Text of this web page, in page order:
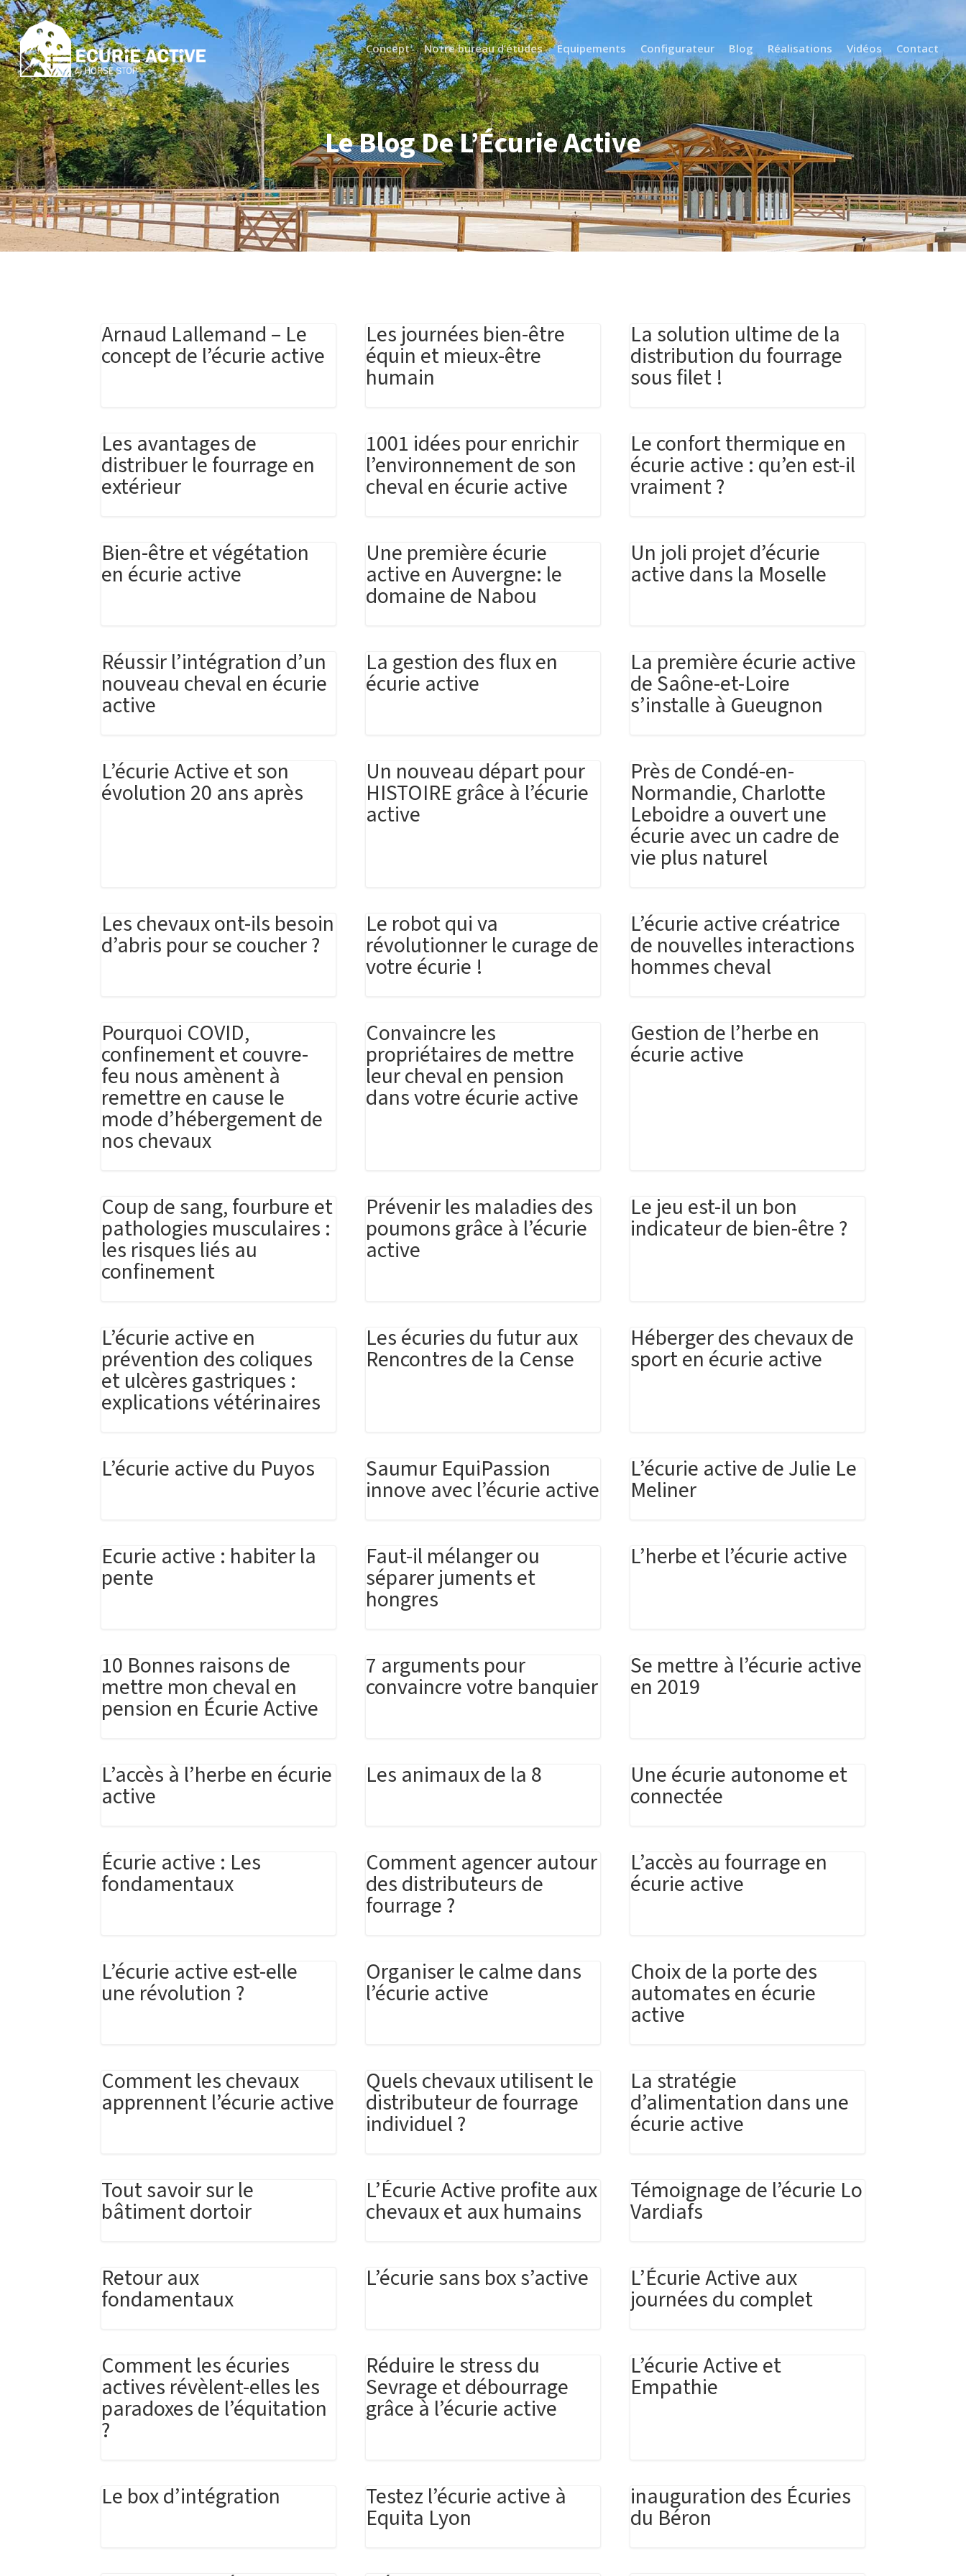
Concept Notre bureau d’études Equipements Configurateur Blog Réalisations Vidéos Contact
Le Blog De L’Écurie Active
Arnaud Lallemand – Le
concept de l’écurie active
Les journées bien-être
équin et mieux-être
humain
La solution ultime de la
distribution du fourrage
sous filet !
Les avantages de
distribuer le fourrage en
extérieur
1001 idées pour enrichir
l’environnement de son
cheval en écurie active
Le confort thermique en
écurie active : qu’en est-il
vraiment ?
Bien-être et végétation
en écurie active
Une première écurie
active en Auvergne: le
domaine de Nabou
Un joli projet d’écurie
active dans la Moselle
Réussir l’intégration d’un
nouveau cheval en écurie
active
La gestion des flux en
écurie active
La première écurie active
de Saône-et-Loire
s’installe à Gueugnon
L’écurie Active et son
évolution 20 ans après
Un nouveau départ pour
HISTOIRE grâce à l’écurie
active
Près de Condé-en-
Normandie, Charlotte
Leboidre a ouvert une
écurie avec un cadre de
vie plus naturel
Les chevaux ont-ils besoin
d’abris pour se coucher ?
Le robot qui va
révolutionner le curage de
votre écurie !
L’écurie active créatrice
de nouvelles interactions
hommes cheval
Pourquoi COVID,
confinement et couvre-
feu nous amènent à
remettre en cause le
mode d’hébergement de
nos chevaux
Convaincre les
propriétaires de mettre
leur cheval en pension
dans votre écurie active
Gestion de l’herbe en
écurie active
Coup de sang, fourbure et
pathologies musculaires :
les risques liés au
confinement
Prévenir les maladies des
poumons grâce à l’écurie
active
Le jeu est-il un bon
indicateur de bien-être ?
L’écurie active en
prévention des coliques
et ulcères gastriques :
explications vétérinaires
Les écuries du futur aux
Rencontres de la Cense
Héberger des chevaux de
sport en écurie active
L’écurie active du Puyos Saumur EquiPassion
innove avec l’écurie active
L’écurie active de Julie Le
Meliner
Ecurie active : habiter la
pente
Faut-il mélanger ou
séparer juments et
hongres
L’herbe et l’écurie active
10 Bonnes raisons de
mettre mon cheval en
pension en Écurie Active
7 arguments pour
convaincre votre banquier
Se mettre à l’écurie active
en 2019
L’accès à l’herbe en écurie
active
Les animaux de la 8 Une écurie autonome et
connectée
Écurie active : Les
fondamentaux
Comment agencer autour
des distributeurs de
fourrage ?
L’accès au fourrage en
écurie active
L’écurie active est-elle
une révolution ?
Organiser le calme dans
l’écurie active
Choix de la porte des
automates en écurie
active
Comment les chevaux
apprennent l’écurie active
Quels chevaux utilisent le
distributeur de fourrage
individuel ?
La stratégie
d’alimentation dans une
écurie active
Tout savoir sur le
bâtiment dortoir
L’Écurie Active profite aux
chevaux et aux humains
Témoignage de l’écurie Lo
Vardiafs
Retour aux
fondamentaux
L’écurie sans box s’active L’Écurie Active aux
journées du complet
Comment les écuries
actives révèlent-elles les
paradoxes de l’équitation
?
Réduire le stress du
Sevrage et débourrage
grâce à l’écurie active
L’écurie Active et
Empathie
Le box d’intégration Testez l’écurie active à
Equita Lyon
inauguration des Écuries
du Béron